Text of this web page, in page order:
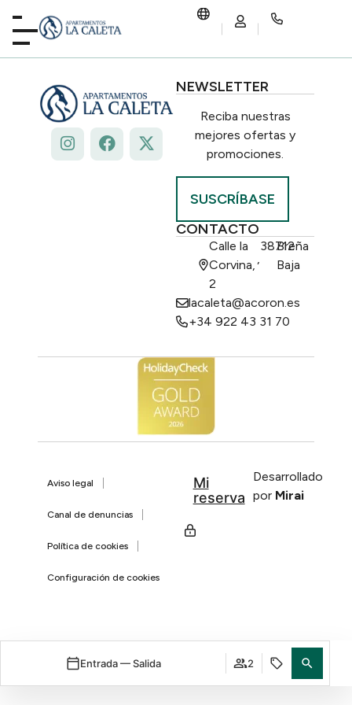
Entrada — Salida 2
NEWSLETTER
Reciba nuestras
mejores ofertas y
promociones.
SUSCRÍBASE
CONTACTO
Calle la
Corvina,
2
,
38712
Breña
Baja
lacaleta@acoron.es
+34 922 43 31 70
Aviso legal
Canal de denuncias
Política de cookies
Configuración de cookies
Mi
reserva
Desarrollado
por Mirai